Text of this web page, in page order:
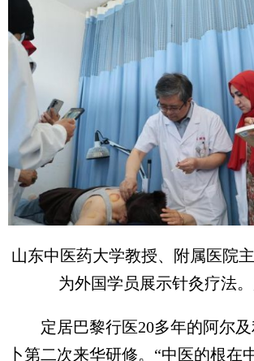
山东中医药大学教授、附属医院
为外国学员展示针灸疗法
定居巴黎行医20多年的阿尔及
卜第二次来华研修。“中医的根在